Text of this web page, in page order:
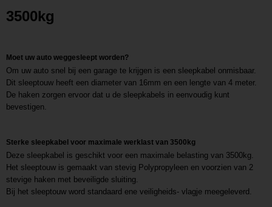
3500kg
Moet uw auto weggesleept worden?
Om uw auto snel bij een garage te krijgen is een sleepkabel onmisbaar.
Dit sleeptouw heeft een diameter van 16mm en een lengte van 4 meter.
De haken zorgen ervoor dat u de sleepkabels in eenvoudig kunt
bevestigen.
Sterke sleepkabel voor maximale werklast van 3500kg
Deze sleepkabel is geschikt voor een maximale belasting van 3500kg.
Het sleeptouw is gemaakt van stevig Polypropyleen en voorzien van 2
stevige haken met beveiligde sluiting.
Bij het sleeptouw word standaard ene veiligheids- vlagje meegeleverd.